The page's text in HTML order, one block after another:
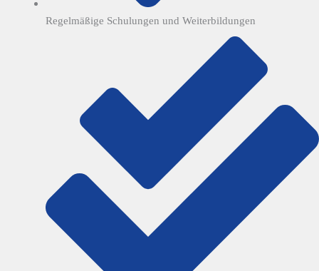
Regelmäßige Schulungen und Weiterbildungen